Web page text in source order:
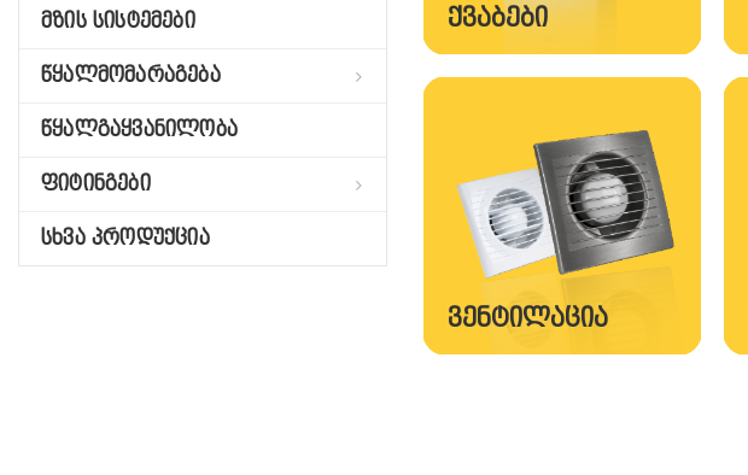
მზის სისტემები
წყალმომარაგება
წყალგაყვანილობა
ფიტინგები
სხვა პროდუქცია
ᲥᲕᲐᲑᲔᲑᲘ
ᲕᲔᲜᲢᲘᲚᲐᲪᲘᲐ